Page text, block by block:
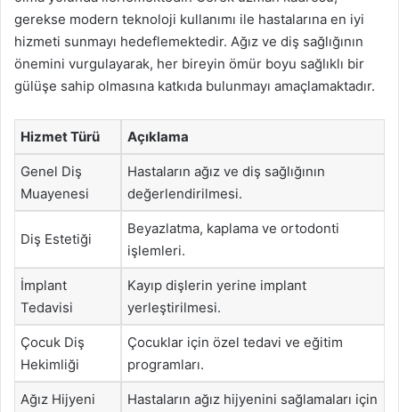
gerekse modern teknoloji kullanımı ile hastalarına en iyi
hizmeti sunmayı hedeflemektedir. Ağız ve diş sağlığının
önemini vurgulayarak, her bireyin ömür boyu sağlıklı bir
gülüşe sahip olmasına katkıda bulunmayı amaçlamaktadır.
Hizmet Türü Açıklama
Genel Diş
Muayenesi
Hastaların ağız ve diş sağlığının
değerlendirilmesi.
Diş Estetiği
Beyazlatma, kaplama ve ortodonti
işlemleri.
İmplant
Tedavisi
Kayıp dişlerin yerine implant
yerleştirilmesi.
Çocuk Diş
Hekimliği
Çocuklar için özel tedavi ve eğitim
programları.
Ağız Hijyeni
Hastaların ağız hijyenini sağlamaları için